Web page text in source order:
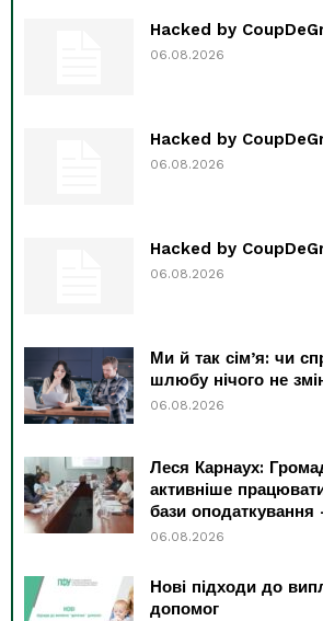
Hacked by
06.08.2026
Hacked by
06.08.2026
Hacked by
06.08.2026
Ми й так сім’я: чи
шлюбу нічого не
06.08.2026
Леся Карнаух:
активніше
бази оподаткування
06.08.2026
Нові підходи до
допомог